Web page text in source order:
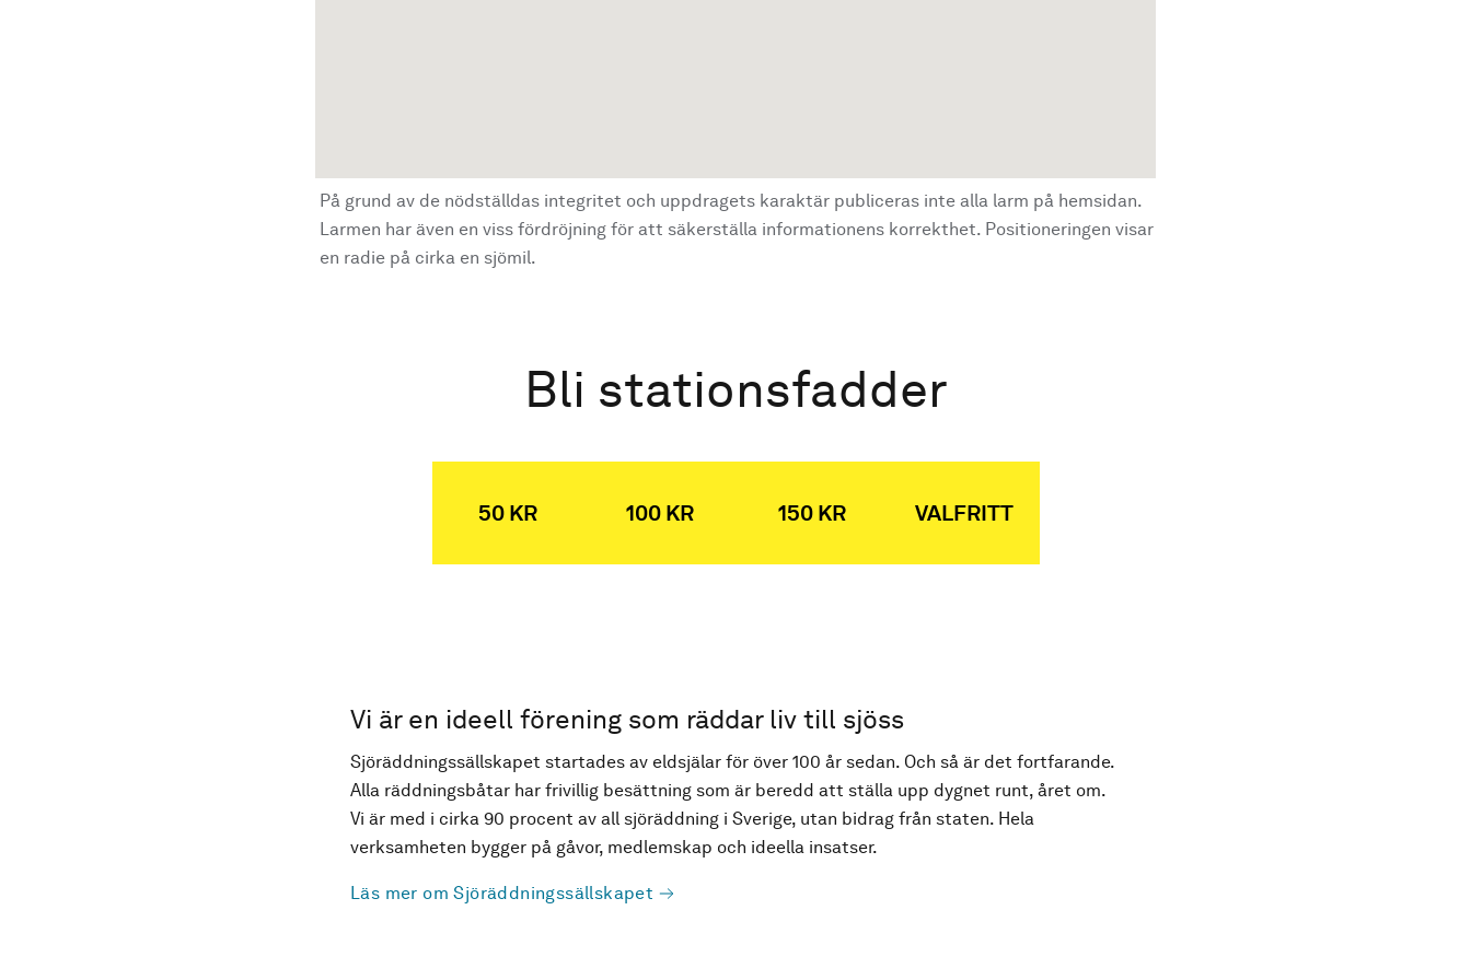
På grund av de nödställdas integritet och uppdragets karaktär publiceras inte alla larm på hemsidan.
Larmen har även en viss fördröjning för att säkerställa informationens korrekthet. Positioneringen visar
en radie på cirka en sjömil.
Bli stationsfadder
50 KR 100 KR 150 KR VALFRITT
Vi är en ideell förening som räddar liv till sjöss
Sjöräddningssällskapet startades av eldsjälar för över 100 år sedan. Och så är det fortfarande.
Alla räddningsbåtar har frivillig besättning som är beredd att ställa upp dygnet runt, året om.
Vi är med i cirka 90 procent av all sjöräddning i Sverige, utan bidrag från staten. Hela
verksamheten bygger på gåvor, medlemskap och ideella insatser.
Läs mer om Sjöräddningssällskapet